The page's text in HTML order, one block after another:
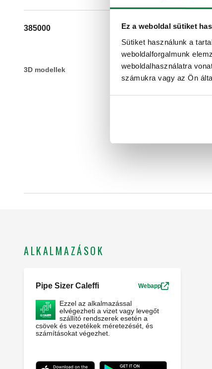
Ez a weboldal sütiket
Sütiket használunk a
weboldalforgalmunk
weboldalhasználatra
számukra vagy az Ön
385000 23 p.1,5 F
3D modellek
ALKALMAZÁSOK
Pipe Sizer Caleffi Webapp
Ezzel az alkalmazással
elvégezheti a vizet vagy levegőt
szállító rendszerek esetén a
csövek és vezetékek méretezését, és
számításokat végezhet.